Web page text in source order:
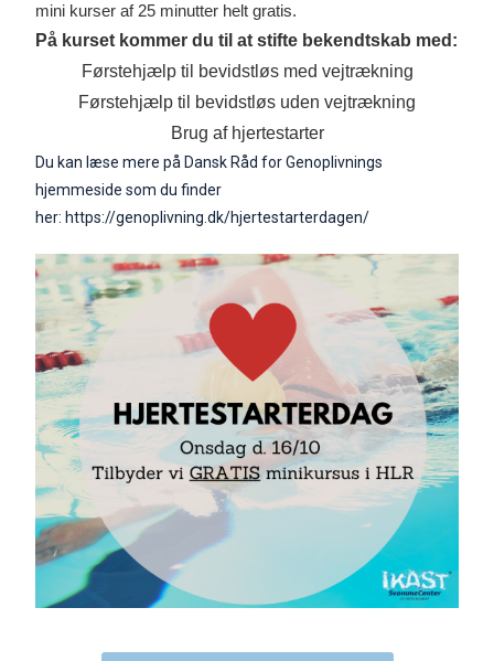
mini kurser af 25 minutter helt gratis.
På kurset kommer du til at stifte bekendtskab med:
Førstehjælp til bevidstløs med vejtrækning
Førstehjælp til bevidstløs uden vejtrækning
Brug af hjertestarter
Du kan læse mere på Dansk Råd for Genoplivnings
hjemmeside som du finder
her: https://genoplivning.dk/hjertestarterdagen/